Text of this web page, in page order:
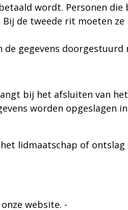
wordt. Personen die
de tweede rit moeten
gegevens doorgestuurd
bij het afsluiten van het
worden opgeslagen
lidmaatschap of ontslag
website. -